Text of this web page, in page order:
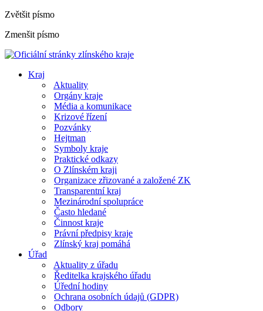
Zvětšit písmo
Zmenšit písmo
Kraj
Aktuality
Orgány kraje
Média a komunikace
Krizové řízení
Pozvánky
Hejtman
Symboly kraje
Praktické odkazy
O Zlínském kraji
Organizace zřizované a založené ZK
Transparentní kraj
Mezinárodní spolupráce
Často hledané
Činnost kraje
Právní předpisy kraje
Zlínský kraj pomáhá
Úřad
Aktuality z úřadu
Ředitelka krajského úřadu
Úřední hodiny
Ochrana osobních údajů (GDPR)
Odbory